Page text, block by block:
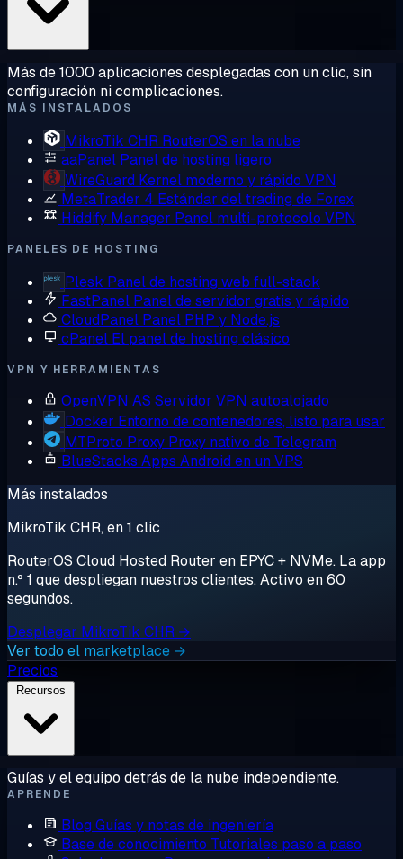
Más de 1000 aplicaciones desplegadas con un clic, sin
configuración ni complicaciones.
MÁS INSTALADOS
MikroTik CHR RouterOS en la nube
aaPanel Panel de hosting ligero
WireGuard Kernel moderno y rápido VPN
MetaTrader 4 Estándar del trading de Forex
Hiddify Manager Panel multi-protocolo VPN
PANELES DE HOSTING
Plesk Panel de hosting web full-stack
FastPanel Panel de servidor gratis y rápido
CloudPanel Panel PHP y Node.js
cPanel El panel de hosting clásico
VPN Y HERRAMIENTAS
OpenVPN AS Servidor VPN autoalojado
Docker Entorno de contenedores, listo para usar
MTProto Proxy Proxy nativo de Telegram
BlueStacks Apps Android en un VPS
Más instalados
MikroTik CHR, en 1 clic
RouterOS Cloud Hosted Router en EPYC + NVMe. La app
n.º 1 que despliegan nuestros clientes. Activo en 60
segundos.
Desplegar MikroTik CHR →
Ver todo el marketplace →
Precios
Guías y el equipo detrás de la nube independiente.
APRENDE
Blog Guías y notas de ingeniería
Base de conocimiento Tutoriales paso a paso